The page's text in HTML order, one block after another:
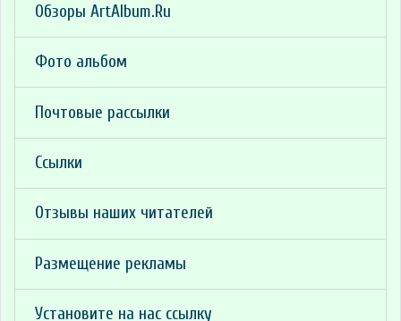
Обзоры ArtAlbum.Ru
Фото альбом
Почтовые рассылки
Ссылки
Отзывы наших читателей
Размещение рекламы
Установите на нас ссылку